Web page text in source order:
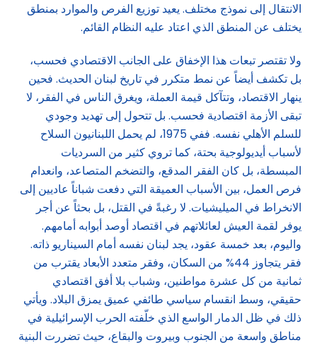
الانتقال إلى نموذج مختلف. يعيد توزيع الفرص والموارد بمنطق
يختلف عن المنطق الذي اعتاد عليه النظام القائم.
ولا تقتصر تبعات هذا الإخفاق على الجانب الاقتصادي فحسب،
بل تكشف أيضاً عن نمط متكرر في تاريخ لبنان الحديث. فحين
ينهار الاقتصاد، وتتآكل قيمة العملة، ويغرق الناس في الفقر، لا
تبقى الأزمة اقتصادية فحسب. بل تتحول إلى تهديد وجودي
للسلم الأهلي نفسه. ففي 1975، لم يحمل اللبنانيون السلاح
لأسباب أيديولوجية بحتة، كما تروي كثير من السرديات
المبسطة، بل كان الفقر المدقع، والتضخم المتصاعد، وانعدام
فرص العمل، بين الأسباب العميقة التي دفعت شباناً عاديين إلى
الانخراط في الميليشيات. لا رغبةً في القتل، بل بحثاً عن أجر
يوفر لقمة العيش لعائلاتهم في اقتصاد أوصد أبوابه أمامهم.
واليوم، بعد خمسة عقود، يجد لبنان نفسه أمام السيناريو ذاته.
فقر يتجاوز 44% من السكان، وفقر متعدد الأبعاد يقترب من
ثمانية من كل عشرة مواطنين، وشباب بلا أفق اقتصادي
حقيقي، وسط انقسام سياسي طائفي عميق يمزق البلاد. ويأتي
ذلك في ظل الدمار الواسع الذي خلّفته الحرب الإسرائيلية في
مناطق واسعة من الجنوب وبيروت والبقاع، حيث تضررت البنية